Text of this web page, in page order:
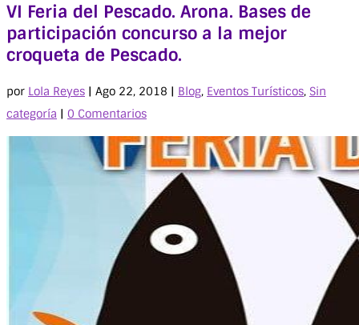
VI Feria del Pescado. Arona. Bases de
participación concurso a la mejor
croqueta de Pescado.
por Lola Reyes | Ago 22, 2018 | Blog, Eventos Turísticos, Sin
categoría | 0 Comentarios